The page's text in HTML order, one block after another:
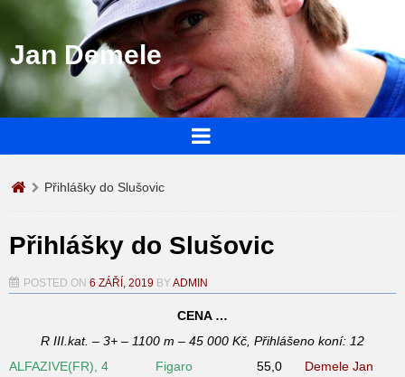
Jan Demele
Přihlášky do Slušovic
Přihlášky do Slušovic
POSTED ON 6 ZÁŘÍ, 2019 BYADMIN
CENA …
R III.kat. – 3+ – 1100 m – 45 000 Kč, Přihlášeno koní: 12
ALFAZIVE(FR), 4
Figaro 55,0
Demele Jan